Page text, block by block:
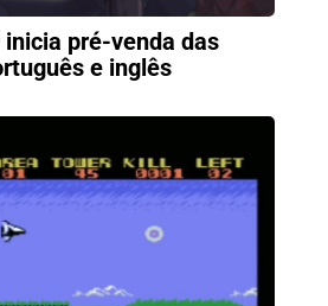
inicia pré-venda das
e inglês